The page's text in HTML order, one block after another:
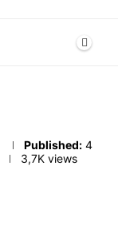
Published: 4
3,7K views